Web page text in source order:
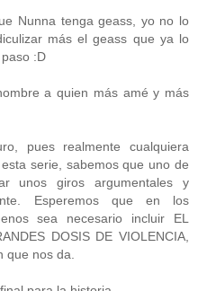
Nunna tenga geass, yo no lo
más el geass que ya lo
:D
a quien más amé y más
pues realmente cualquiera
serie, sabemos que uno de
unos giros argumentales y
Esperemos que en los
sea necesario incluir EL
DOSIS DE VIOLENCIA,
que nos da.